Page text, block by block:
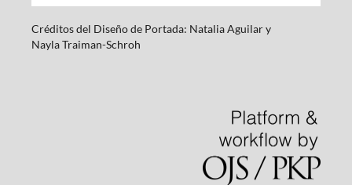
Créditos del Diseño de Portada: Natalia Aguilar y
NaylaTraiman-Schroh